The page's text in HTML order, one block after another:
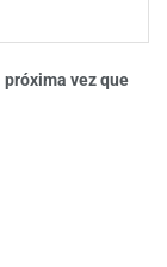
vez que